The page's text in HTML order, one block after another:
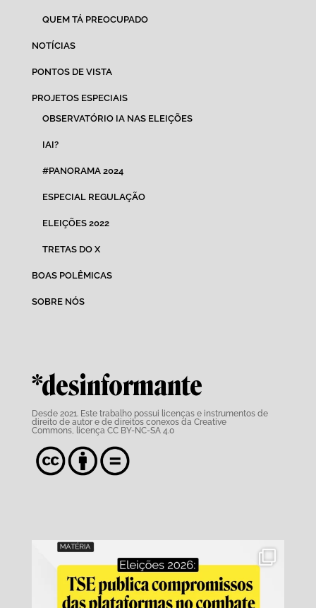
QUEM TÁ PREOCUPADO
NOTÍCIAS
PONTOS DE VISTA
PROJETOS ESPECIAIS
OBSERVATÓRIO IA NAS ELEIÇÕES
IAI?
#PANORAMA 2024
ESPECIAL REGULAÇÃO
ELEIÇÕES 2022
TRETAS DO X
BOAS POLÊMICAS
SOBRE NÓS
*desinformante
Desde 2021. Este trabalho possui licenças e instrumentos de
direito de autor e de direitos conexos da Creative
Commons,
licença CC BY-NC-SA 4.0